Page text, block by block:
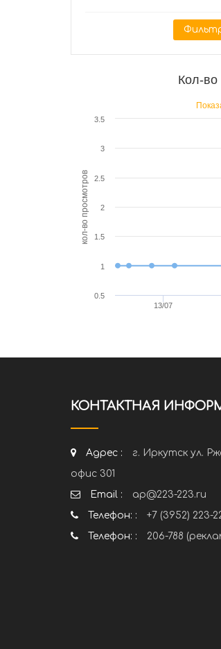
кол-во просмотров
Кол-во
13/07
0.5
1
1.5
2
2.5
3
3.5
КОНТАКТНАЯ
Адрес :
г. Иркутск ул.
офис 301
Email :
ap@223-223.ru
Телефон: :
+7 (3952)
Телефон: :
206-788